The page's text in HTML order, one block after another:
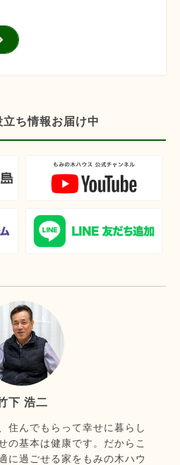
ち情報お届け中
下 浩二
住んでもらって幸せに暮らし
の基本は健康です。だからこ
に過ごせる家をもみの木ハウ